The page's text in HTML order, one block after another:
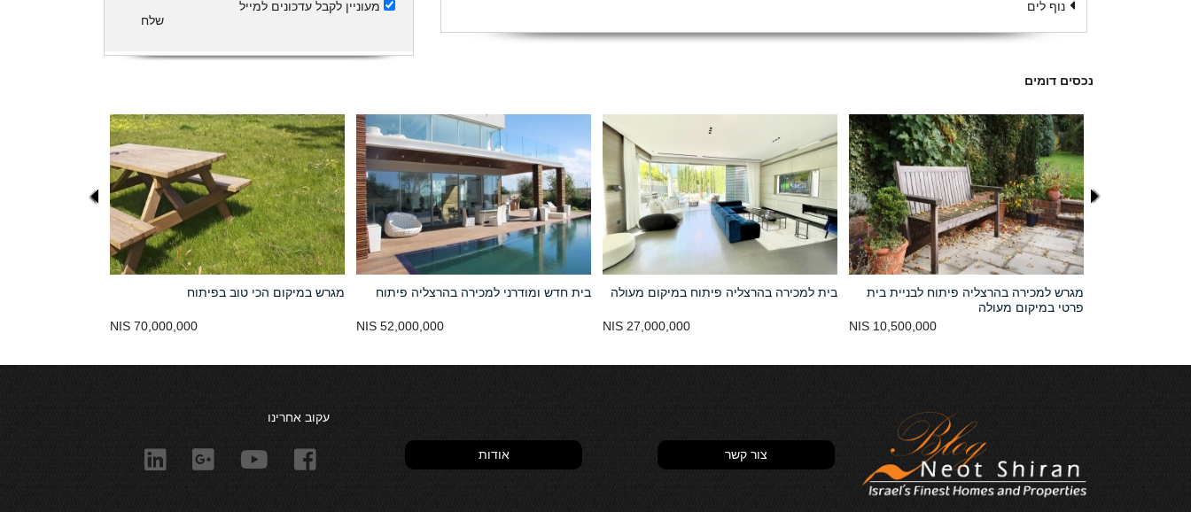
נוף לים
מעוניין לקבל עדכונים למייל
שלח
נכסים דומים
מגרש במיקום הכי טוב בפיתוח
70,000,000 NIS
בית חדש ומודרני למכירה בהרצליה פיתוח
52,000,000 NIS
בית למכירה בהרצליה פיתוח במיקום מעולה
27,000,000 NIS
מגרש למכירה בהרצליה פיתוח לבניית בית
פרטי במיקום מעולה
10,500,000 NIS
צור קשר אודות
עקוב אחרינו